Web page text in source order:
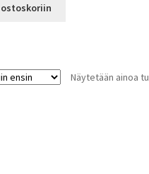
Näytetään ainoa